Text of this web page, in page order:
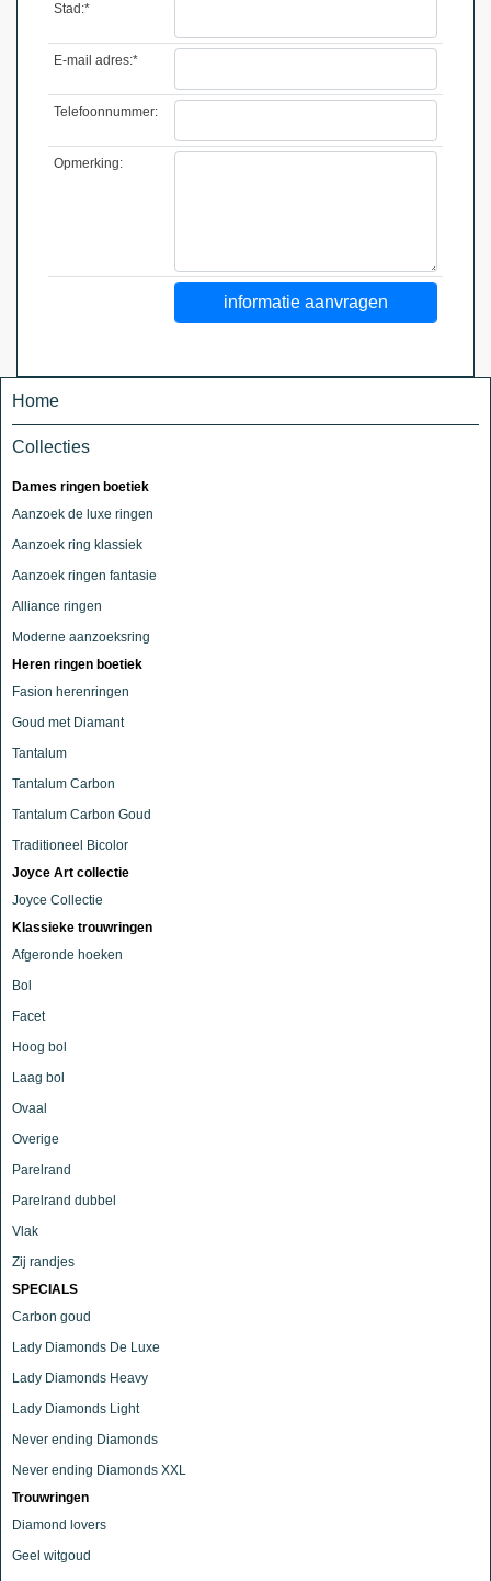
Stad:*
E-mail adres:*
Telefoonnummer:
Opmerking:
Home
Collecties
Dames ringen boetiek
Aanzoek de luxe ringen
Aanzoek ring klassiek
Aanzoek ringen fantasie
Alliance ringen
Moderne aanzoeksring
Heren ringen boetiek
Fasion herenringen
Goud met Diamant
Tantalum
Tantalum Carbon
Tantalum Carbon Goud
Traditioneel Bicolor
Joyce Art collectie
Joyce Collectie
Klassieke trouwringen
Afgeronde hoeken
Bol
Facet
Hoog bol
Laag bol
Ovaal
Overige
Parelrand
Parelrand dubbel
Vlak
Zij randjes
SPECIALS
Carbon goud
Lady Diamonds De Luxe
Lady Diamonds Heavy
Lady Diamonds Light
Never ending Diamonds
Never ending Diamonds XXL
Trouwringen
Diamond lovers
Geel witgoud